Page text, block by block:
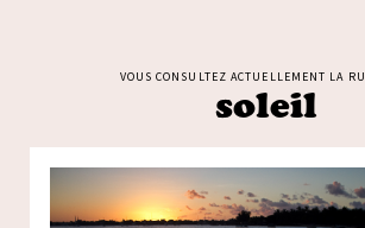
VOUS CONSULTEZ ACTUELLEMENT LA
soleil